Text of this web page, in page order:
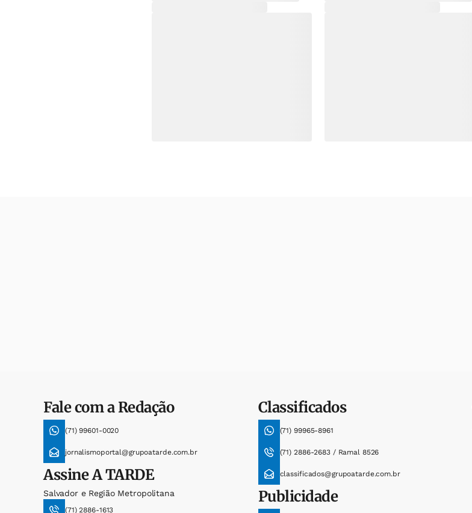
Fale com a Redação
(71) 99601-0020
jornalismoportal@grupoatarde.com.br
AssineA TARDE
Salvador e Região Metropolitana
(71) 2886-1613
Classificados
(71) 99965-8961
(71) 2886-2683 / Ramal 8526
classificados@grupoatarde.com.br
Publicidade